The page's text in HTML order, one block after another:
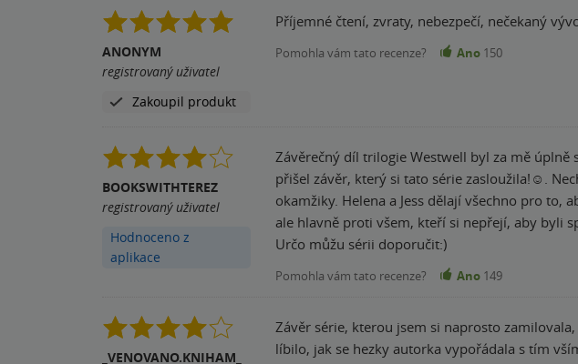
to bylo tak, jak to vypadá nebo je v tom něco víc? Nejen
čtivý příběh plný tajemství, odhodlání, strachu,
ANONYM
registrovaný uživatel
Zakoupil produkt
Příjemné čtení, zvraty, nebezpečí, nečekaný
Pomohla vám tato recenze? Ano 150
BOOKSWITHTEREZ
registrovaný uživatel
Hodnoceno z
aplikace
Závěrečný díl trilogie Westwell byl za mě
přišel závěr, který si tato série zasloužila!☺️. Nechybí tu napětí, humor, akce, romantika, emoce, duležitá rozhodnutí a zlomové
okamžiky. Helena a Jess dělají všechno pro to, aby odhalili pravdu o smrti svých sourozenců a zároveň bojují nejen se svými rodiči,
ale hlavně proti všem, kteří si nepřejí, aby byli spolu☺️. Všechny tři knihy byly pecka a já jsem moc ráda, že jsem si
Určo můžu sérii doporučit:)
Pomohla vám tato recenze? Ano 149
_VENOVANO.KNIHAM_
Závěr série, kterou jsem si naprosto zamilovala,
líbilo, jak se hezky autorka vypořádala s tím